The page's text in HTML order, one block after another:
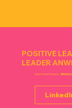
POSITIVE
LEADER
Dein Growth Experte: